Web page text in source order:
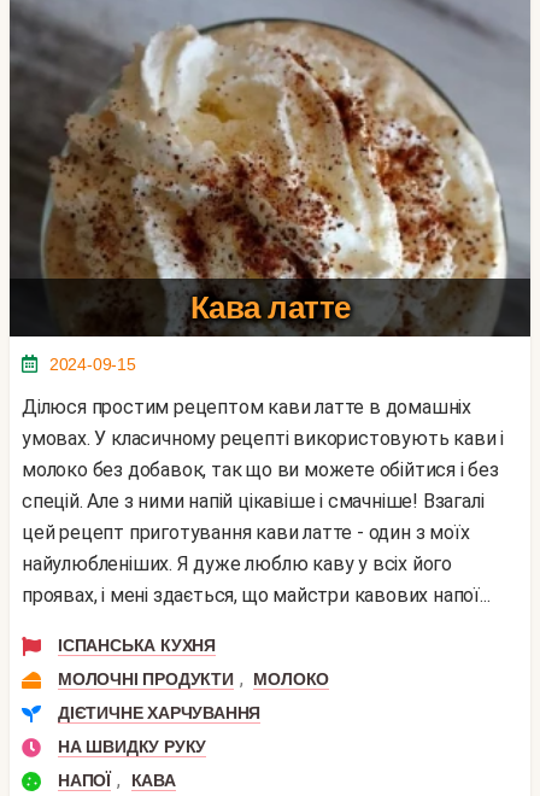
Кава латте
2024-09-15
Ділюся простим рецептом кави латте в домашніх
умовах. У класичному рецепті використовують кави і
молоко без добавок, так що ви можете обійтися і без
спецій. Але з ними напій цікавіше і смачніше! Взагалі
цей рецепт приготування кави латте - один з моїх
найулюбленіших. Я дуже люблю каву у всіх його
проявах, і мені здається, що майстри кавових напої...
ІСПАНСЬКА КУХНЯ
МОЛОЧНІ ПРОДУКТИ ,
МОЛОКО
ДІЄТИЧНЕ ХАРЧУВАННЯ
НА ШВИДКУ РУКУ
НАПОЇ , КАВА